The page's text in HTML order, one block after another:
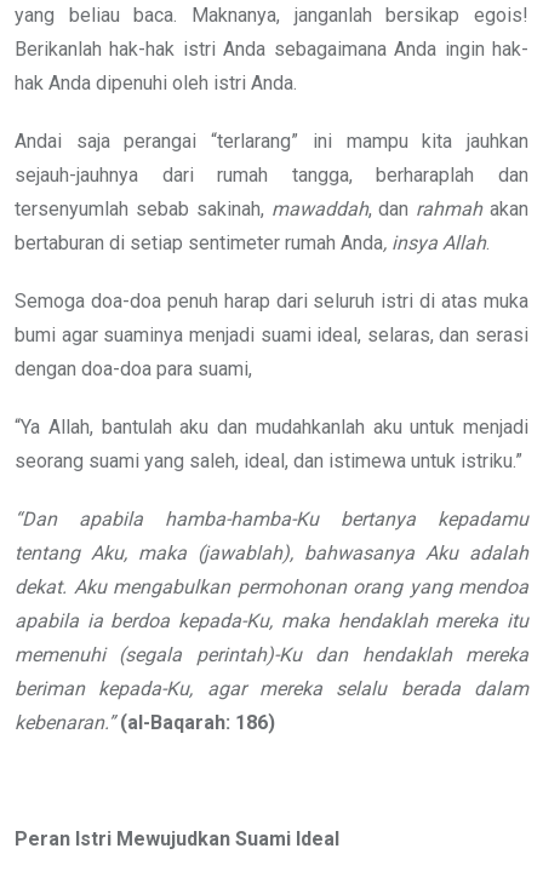
yang beliau baca. Maknanya, janganlah bersikap egois!
Berikanlah hak-hak istri Anda sebagaimana Anda ingin hak-
hak Anda dipenuhi oleh istri Anda.
Andai saja perangai “terlarang” ini mampu kita jauhkan
sejauh-jauhnya dari rumah tangga, berharaplah dan
tersenyumlah sebab sakinah, mawaddah, dan rahmahakan
bertaburan di setiap sentimeter rumah Anda, insya Allah.
Semoga doa-doa penuh harap dari seluruh istri di atas muka
bumi agar suaminya menjadi suami ideal, selaras, dan serasi
dengan doa-doa para suami,
“Ya Allah, bantulah aku dan mudahkanlah aku untuk menjadi
seorang suami yang saleh, ideal, dan istimewa untuk istriku.”
“Dan apabila hamba-hamba-Ku bertanya kepadamu
tentang Aku, maka (jawablah), bahwasanya Aku adalah
dekat. Aku mengabulkan permohonan orang yang mendoa
apabila ia berdoa kepada-Ku, maka hendaklah mereka itu
memenuhi (segala perintah)-Ku dan hendaklah mereka
beriman kepada-Ku, agar mereka selalu berada dalam
kebenaran.”(al-Baqarah: 186)
Peran Istri Mewujudkan Suami Ideal